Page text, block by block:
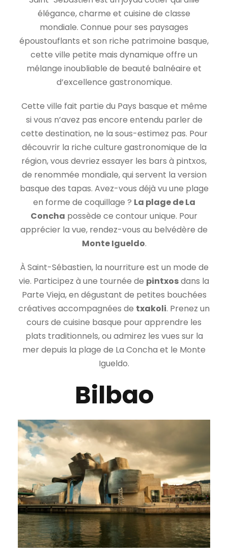
élégance, charme et cuisine de classe
mondiale. Connue pour ses paysages
époustouflants et son riche patrimoine basque,
cette ville petite mais dynamique offre un
mélange inoubliable de beauté balnéaire et
d’excellence gastronomique.
Cette ville fait partie du Pays basque et même
si vous n’avez pas encore entendu parler de
cette destination, ne la sous-estimez pas. Pour
découvrir la riche culture gastronomique de la
région, vous devriez essayer les bars à pintxos,
de renommée mondiale, qui servent la version
basque des tapas. Avez-vous déjà vu une plage
en forme de coquillage ? La plage de La
Concha possède ce contour unique. Pour
apprécier la vue, rendez-vous au belvédère de
Monte Igueldo.
À Saint-Sébastien, la nourriture est un mode de
vie. Participez à une tournée de pintxosdans la
Parte Vieja, en dégustant de petites bouchées
créatives accompagnées de txakoli. Prenez un
cours de cuisine basque pour apprendre les
plats traditionnels, ou admirez les vues sur la
mer depuis la plage de La Concha et le Monte
Igueldo.
Bilbao